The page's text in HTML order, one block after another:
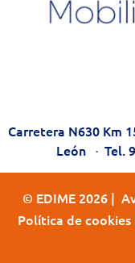
Carretera N630 Km
León· Tel.
© EDIME 2026 |
Política de cookies